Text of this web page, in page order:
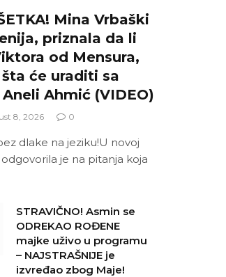
Mina Vrbaški
priznala da li
od Mensura,
će uraditi sa
Ahmić (VIDEO)
8, 2026 0
dlake na jeziku!U novoj
odgovorila je na pitanja koja
STRAVIČNO! Asmin se
ODREKAO ROĐENE
majke uživo u programu
– NAJSTRAŠNIJE je
izvređao zbog Maje!